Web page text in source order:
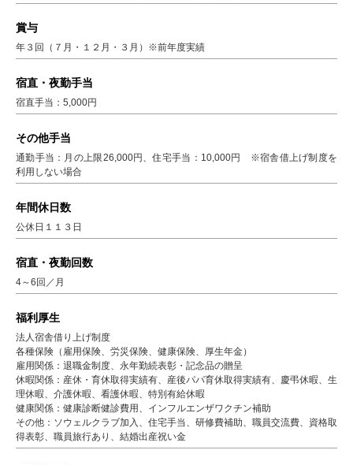
賞与
年３回（７月・１２月・３月）※前年度実績
宿直・夜勤手当
宿直手当：5,000円
その他手当
通勤手当：月の上限26,000円、住宅手当：10,000円 ※宿舎借上げ制度を
利用しない場合
年間休日数
公休日１１３日
宿直・夜勤回数
4～6回／月
福利厚生
法人宿舎借り上げ制度
各種保険（雇用保険、労災保険、健康保険、厚生年金）
雇用関係：退職金制度、永年勤続表彰・記念品の贈呈
休暇関係：産休・育休取得実績有、産後パパ育休取得実績有、慶弔休暇、生
理休暇、介護休暇、看護休暇、特別有給休暇
健康関係：健康診断健診費用、インフルエンザワクチン補助
その他：ソウェルクラブ加入、住宅手当、研修費補助、職員交流費、資格取
得表彰、職員旅行あり、結婚出産祝い金